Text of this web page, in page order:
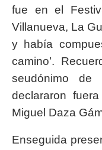
fue en el
Villanueva, La
y había
camino’.
seudónimo
declararon
Miguel Daza
Enseguida